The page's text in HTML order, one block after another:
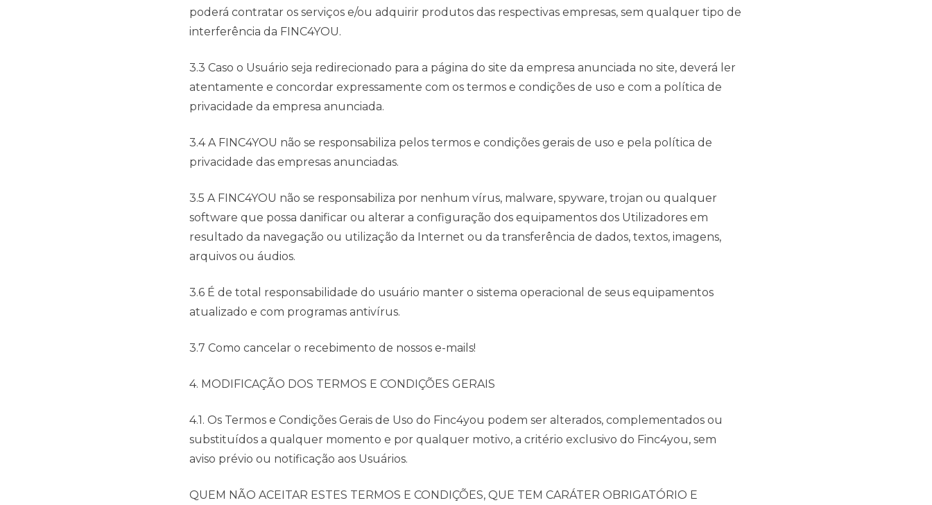
poderá contratar os serviços e/ou adquirir produtos das respectivas empresas, sem qualquer tipo de
interferência da FINC4YOU.
3.3 Caso o Usuário seja redirecionado para a página do site da empresa anunciada no site, deverá ler
atentamente e concordar expressamente com os termos e condições de uso e com a política de
privacidade da empresa anunciada.
3.4 A FINC4YOU não se responsabiliza pelos termos e condições gerais de uso e pela política de
privacidade das empresas anunciadas.
3.5 A FINC4YOU não se responsabiliza por nenhum vírus, malware, spyware, trojan ou qualquer
software que possa danificar ou alterar a configuração dos equipamentos dos Utilizadores em
resultado da navegação ou utilização da Internet ou da transferência de dados, textos, imagens,
arquivos ou áudios.
3.6 É de total responsabilidade do usuário manter o sistema operacional de seus equipamentos
atualizado e com programas antivírus.
3.7 Como cancelar o recebimento de nossos e-mails!
4. MODIFICAÇÃO DOS TERMOS E CONDIÇÕES GERAIS
4.1. Os Termos e Condições Gerais de Uso do Finc4you podem ser alterados, complementados ou
substituídos a qualquer momento e por qualquer motivo, a critério exclusivo do Finc4you, sem
aviso prévio ou notificação aos Usuários.
QUEM NÃO ACEITAR ESTES TERMOS E CONDIÇÕES, QUE TEM CARÁTER OBRIGATÓRIO E